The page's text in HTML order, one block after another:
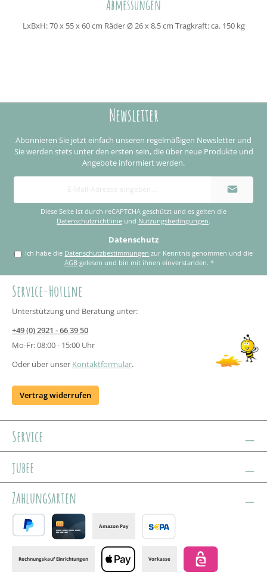
Abmessungen
LxBxH: 70 x 55 x 60 cm Räder Ø 26 x 8,5 cm Tragkraft: ca. 150 kg
Newsletter
Abonnieren Sie jetzt einfach unseren regelmäßigen Newsletter und
Sie werden stets unter den ersten sein, die über neue Produkte und
Angebote informiert werden.
E-
Adresse
Diese Seite ist durch reCAPTCHA geschützt und es gelten die
Datenschutzrichtlinie und Nutzungsbedingungen.
Datenschutz
Ich habe die Datenschutzbestimmungen
AGB gelesen und bin mit ihnen einverstanden.*
Service-Hotline
Unterstützung und Beratung unter:
+49 (0) 2921 - 66 39 50
Mo-Fr: 08:00 - 15:00 Uhr
Oder über unser Kontaktformular.
Vertrag widerrufen
Service
jubee
Zahlungsarten
Amazon Pay
Banktransfer
Rechnungskauf Einrichtungen Vorkasse